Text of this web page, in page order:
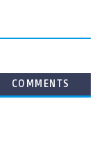
COMMENTS